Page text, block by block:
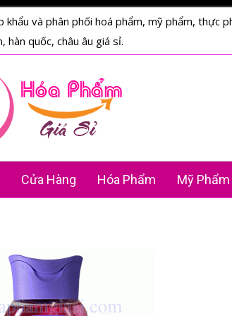
khẩu và phân phối hoá phẩm, mỹ phẩm, thực
hàn quốc, châu âu giá sỉ.
Cửa Hàng Hóa Phẩm Mỹ Phẩm